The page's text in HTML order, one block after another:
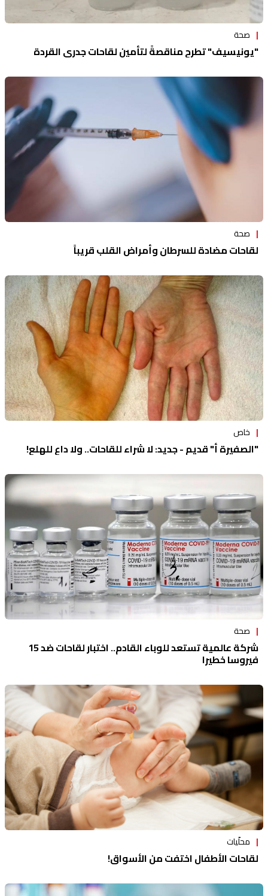
صحة
"يونيسيف" تطرح مناقصةً لتأمين لقاحات جدري القردة
صحة
لقاحات مضادة للسرطان وأمراض القلب قريباً
خاص
"الصفيرة أ" قديم - جديد: لا شراء للقاحات.. ولا داعٍ للهلع!
صحة
شركة عالمية تستعد للوباء القادم.. اختبار لقاحات ضد 15
فيروسا خطيرا
محلّيات
لقاحات الأطفال اختفت من الأسواق!